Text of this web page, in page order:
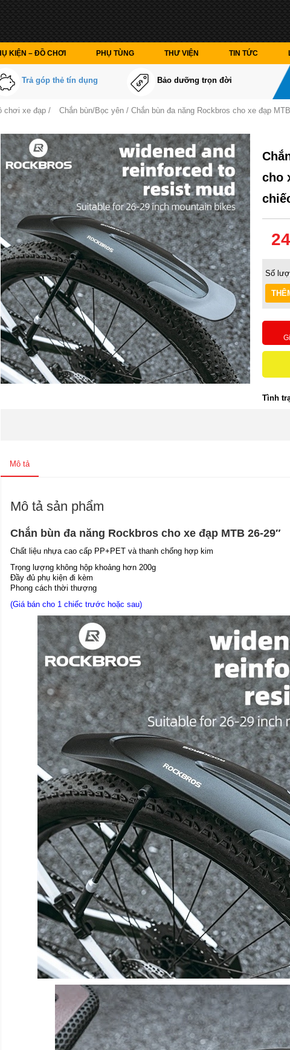
KIỆN – ĐỒ CHƠI PHỤ TÙNG THƯ VIỆN TIN TỨC
Trả góp thẻ tín dụng Bảo dưỡng trọn đời
chơi xe đạp / Chắn bùn/Bọc yên / Chắn bùn đa năng Rockbros cho xe đạp
cho
Số
Tình
Mô tả
Mô tả sản phẩm
Chắn bùn đa năng Rockbros cho xe đạp MTB 26-29″
Chất liệu nhựa cao cấp PP+PET và thanh chống hợp kim
Trọng lượng không hộp khoảng hơn 200g
Đầy đủ phụ kiện đi kèm
Phong cách thời thượng
(Giá bán cho 1 chiếc trước hoặc sau)